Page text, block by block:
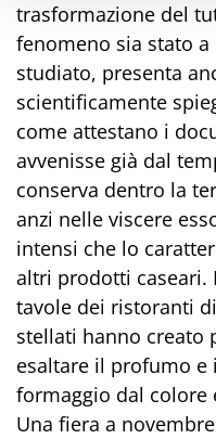
trasformazione del
fenomeno sia stato
studiato, presenta
scientificamente
come attestano i
avvenisse già dal
conserva dentro la
anzi nelle viscere
intensi che lo
altri prodotti caseari.
tavole dei ristoranti
stellati hanno creato
esaltare il profumo e
formaggio dal colore
Una fiera a